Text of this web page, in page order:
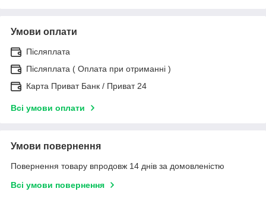
Умови оплати
Післяплата
Післяплата ( Оплата при отриманні )
Карта Приват Банк / Приват 24
Всі умови оплати
Умови повернення
Повернення товару впродовж 14 днів за домовленістю
Всі умови повернення